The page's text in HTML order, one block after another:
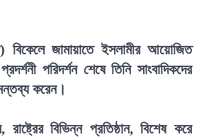
জামায়াতে ইসলামীর আয়োজিত
পরিদর্শন শেষে তিনি সাংবাদিকদের
করেন।
বিভিন্ন প্রতিষ্ঠান, বিশেষ করে